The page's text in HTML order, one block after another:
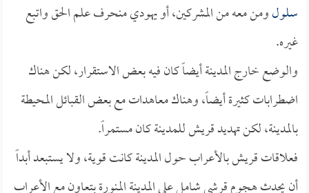
سلولومن معه من المشركين، أو يهودي منحرف علم الحق واتبع
غيره.
والوضع خارج المدينة أيضاً كان فيه بعض الاستقرار، لكن هناك
اضطرابات كثيرة أيضاً، وهناك معاهدات مع بعض القبائل المحيطة
بالمدينة، لكن تهديد قريش للمدينة كان مستمراً.
فعلاقات قريش بالأعراب حول المدينة كانت قوية، ولا يستبعد أبداً